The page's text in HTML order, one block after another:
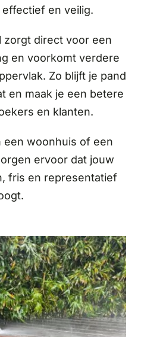
en veilig.
zorgt direct voor een
en voorkomt verdere
Zo blijft je pand
en maak je een betere
en klanten.
een woonhuis of een
ervoor dat jouw
fris en representatief